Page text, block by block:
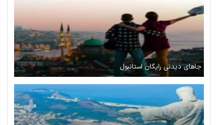
جاهای دیدنی رایگان استانبول